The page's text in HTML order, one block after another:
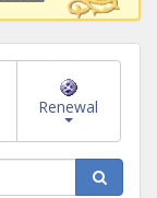
Renewal